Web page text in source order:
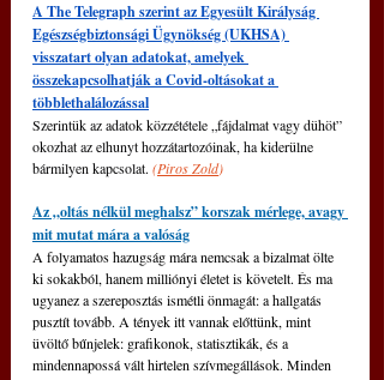
A The Telegraph szerint az Egyesült Királyság
Egészségbiztonsági Ügynökség (UKHSA)
visszatart olyan adatokat, amelyek
összekapcsolhatják a Covid-oltásokat a
többlethalálozással
Szerintük az adatok közzététele „fájdalmat vagy dühöt”
okozhat az elhunyt hozzátartozóinak, ha kiderülne
bármilyen kapcsolat. (Piros Zold)
Az „oltás nélkül meghalsz” korszak mérlege, avagy
mit mutat mára a valóság
A folyamatos hazugság mára nemcsak a bizalmat ölte
ki sokakból, hanem milliónyi életet is követelt. És ma
ugyanez a szereposztás ismétli önmagát: a hallgatás
pusztít tovább. A tények itt vannak előttünk, mint
üvöltő bűnjelek: grafikonok, statisztikák, és a
mindennapossá vált hirtelen szívmegállások. Minden